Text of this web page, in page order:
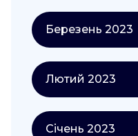
Березень 2023
Лютий 2023
Січень 2023